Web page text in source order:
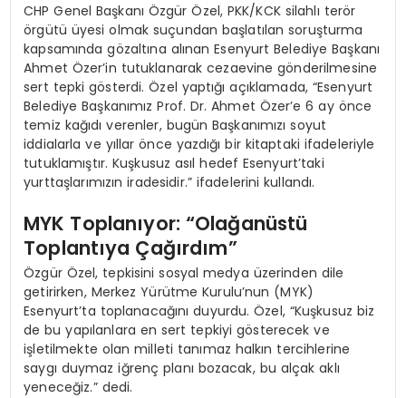
CHP Genel Başkanı Özgür Özel, PKK/KCK silahlı terör
örgütü üyesi olmak suçundan başlatılan soruşturma
kapsamında gözaltına alınan Esenyurt Belediye Başkanı
Ahmet Özer’in tutuklanarak cezaevine gönderilmesine
sert tepki gösterdi. Özel yaptığı açıklamada, “Esenyurt
Belediye Başkanımız Prof. Dr. Ahmet Özer’e 6 ay önce
temiz kağıdı verenler, bugün Başkanımızı soyut
iddialarla ve yıllar önce yazdığı bir kitaptaki ifadeleriyle
tutuklamıştır. Kuşkusuz asıl hedef Esenyurt’taki
yurttaşlarımızın iradesidir.” ifadelerini kullandı.
MYK Toplanıyor: “Olağanüstü
Toplantıya Çağırdım”
Özgür Özel, tepkisini sosyal medya üzerinden dile
getirirken, Merkez Yürütme Kurulu’nun (MYK)
Esenyurt’ta toplanacağını duyurdu. Özel, “Kuşkusuz biz
de bu yapılanlara en sert tepkiyi gösterecek ve
işletilmekte olan milleti tanımaz halkın tercihlerine
saygı duymaz iğrenç planı bozacak, bu alçak aklı
yeneceğiz.” dedi.